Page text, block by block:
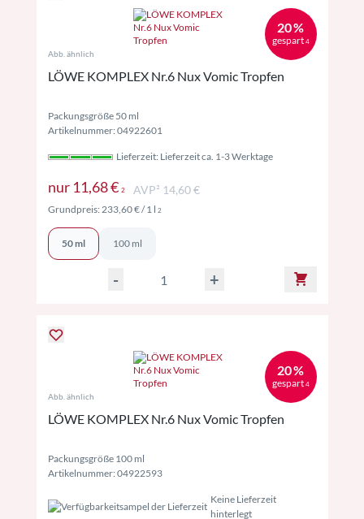
20 %
gespart 4
Abb. ähnlich
LÖWE KOMPLEX Nr.6 Nux Vomic Tropfen
Packungsgröße 50 ml
Artikelnummer: 04922601
Lieferzeit: Lieferzeit ca. 1-3 Werktage
nur 11,68 € 2Preise inkl. MwSt. ggf. zzgl. Versand
AVP² 14,60 €
Grundpreis:233,60 €/ 1 l 2Preise inkl. MwSt. ggf. zzgl. Versand
50 ml 100 ml
- +
20 %
gespart 4
Abb. ähnlich
LÖWE KOMPLEX Nr.6 Nux Vomic Tropfen
Packungsgröße 100 ml
Artikelnummer: 04922593
Keine Lieferzeit
hinterlegt